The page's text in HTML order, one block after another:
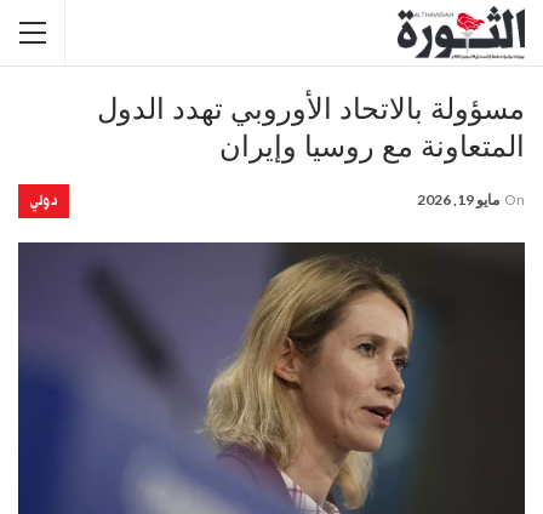
مسؤولة بالاتحاد الأوروبي تهدد الدول
المتعاونة مع روسيا وإيران
دولي On مايو 19, 2026